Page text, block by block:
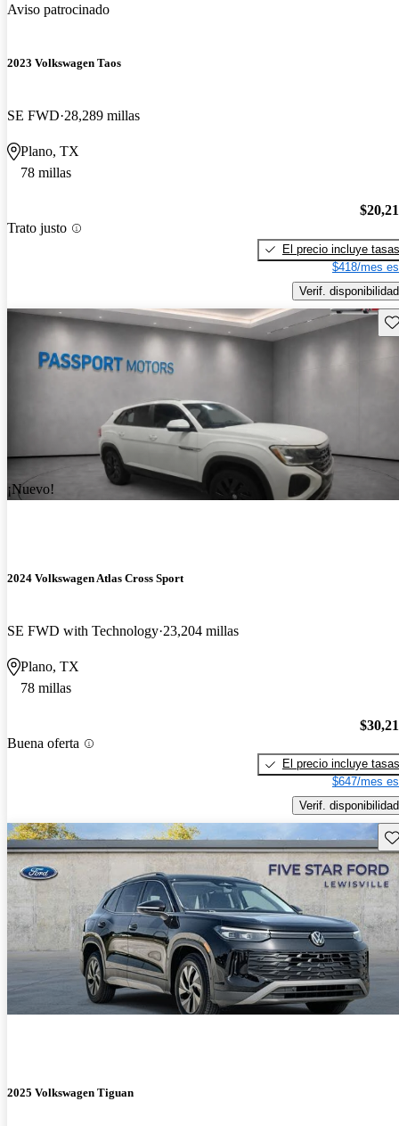
Aviso patrocinado
2023 Volkswagen Taos
SE FWD 28,289 millas
Plano, TX
78 millas
Trato justo
El precio incluye tasas
$418/mes
Verif. disponibilidad
¡Nuevo!
2024 Volkswagen Atlas Cross Sport
SE FWD with Technology 23,204 millas
Plano, TX
78 millas
Buena oferta
El precio incluye tasas
$647/mes
Verif. disponibilidad
2025 Volkswagen Tiguan